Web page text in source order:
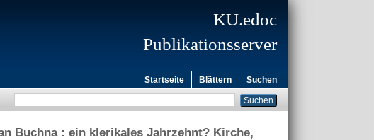
KU.edoc
Publikationsserver
Startseite Blättern Suchen
Buchna : ein klerikales Jahrzehnt? Kirche,